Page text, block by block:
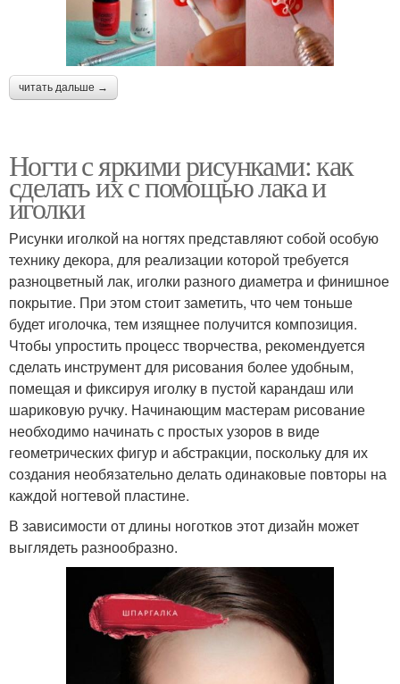
читать дальше →
Ногти с яркими рисунками: как
сделать их с помощью лака и
иголки
Рисунки иголкой на ногтях представляют собой особую
технику декора, для реализации которой требуется
разноцветный лак, иголки разного диаметра и финишное
покрытие. При этом стоит заметить, что чем тоньше
будет иголочка, тем изящнее получится композиция.
Чтобы упростить процесс творчества, рекомендуется
сделать инструмент для рисования более удобным,
помещая и фиксируя иголку в пустой карандаш или
шариковую ручку. Начинающим мастерам рисование
необходимо начинать с простых узоров в виде
геометрических фигур и абстракции, поскольку для их
создания необязательно делать одинаковые повторы на
каждой ногтевой пластине.
В зависимости от длины ноготков этот дизайн может
выглядеть разнообразно.